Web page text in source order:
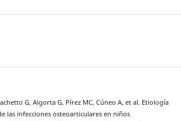
G, Algorta G, Pírez MC, Cúneo A, et al. Etiología
las infecciones osteoarticulares en niños